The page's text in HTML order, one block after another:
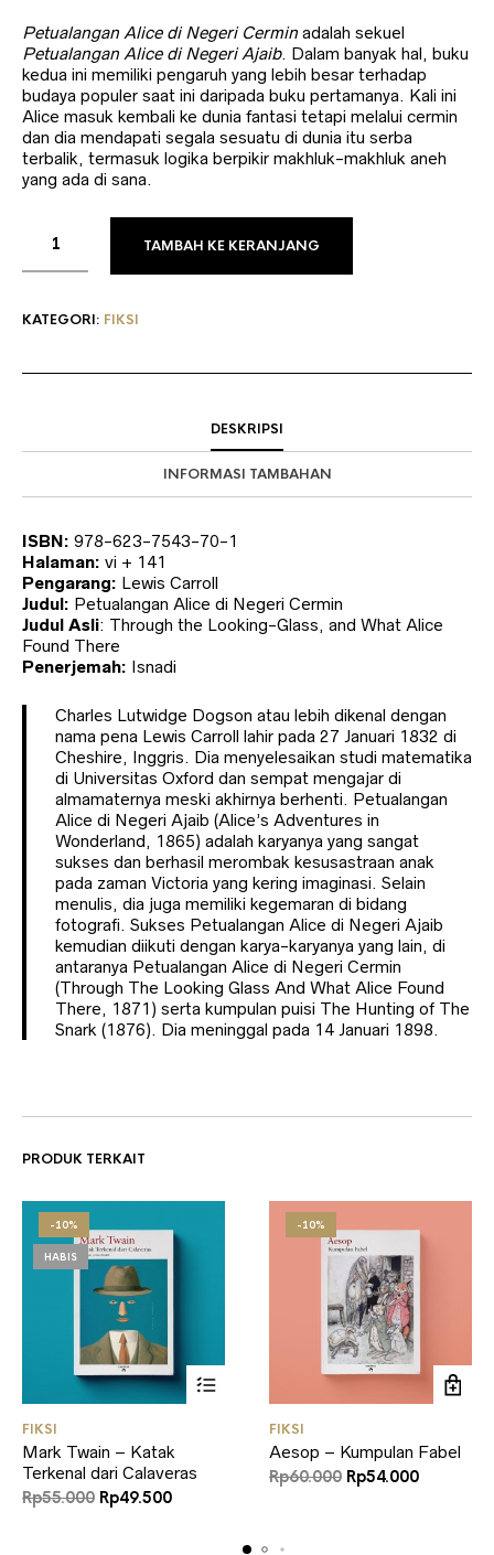
Petualangan Alice di Negeri Cermin adalah sekuel
Petualangan Alice di Negeri Ajaib. Dalam banyak hal, buku
kedua ini memiliki pengaruh yang lebih besar terhadap
budaya populer saat ini daripada buku pertamanya. Kali ini
Alice masuk kembali ke dunia fantasi tetapi melalui cermin
dan dia mendapati segala sesuatu di dunia itu serba
terbalik, termasuk logika berpikir makhluk-makhluk aneh
yang ada di sana.
TAMBAH KE KERANJANG
KATEGORI: FIKSI
DESKRIPSI
INFORMASI TAMBAHAN
ISBN: 978-623-7543-70-1
Halaman: vi + 141
Pengarang: Lewis Carroll
Judul: Petualangan Alice di Negeri Cermin
Judul Asli: Through the Looking-Glass, and What Alice
Found There
Penerjemah: Isnadi
Charles Lutwidge Dogson atau lebih dikenal dengan
nama pena Lewis Carroll lahir pada 27 Januari 1832 di
Cheshire, Inggris. Dia menyelesaikan studi matematika
di Universitas Oxford dan sempat mengajar di
almamaternya meski akhirnya berhenti. Petualangan
Alice di Negeri Ajaib (Alice’s Adventures in
Wonderland, 1865) adalah karyanya yang sangat
sukses dan berhasil merombak kesusastraan anak
pada zaman Victoria yang kering imaginasi. Selain
menulis, dia juga memiliki kegemaran di bidang
fotografi. Sukses Petualangan Alice di Negeri Ajaib
kemudian diikuti dengan karya-karyanya yang lain, di
antaranya Petualangan Alice di Negeri Cermin
(Through The Looking Glass And What Alice Found
There, 1871) serta kumpulan puisi The Hunting of The
Snark (1876). Dia meninggal pada 14 Januari 1898.
PRODUK TERKAIT
-10%
HABIS
FIKSI
Mark Twain – Katak
Terkenal dari Calaveras
Rp55.000 Harga
Rp49.500Harga
-10%
FIKSI
Aesop – Kumpulan Fabel
Rp60.000 Harga
Rp54.000Harga